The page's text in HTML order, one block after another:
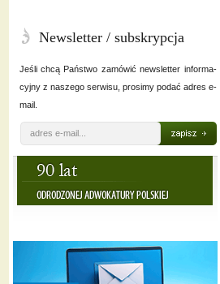
Newsletter / subskrypcja
Jeśli chcą Państwo zamówić newsletter informa-
cyjny z naszego serwisu, prosimy podać adres e-
mail.